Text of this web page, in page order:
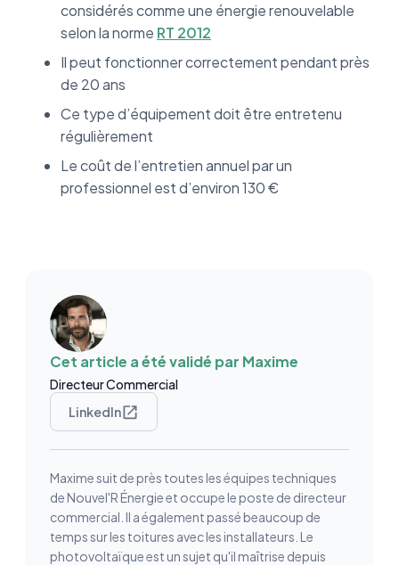
considérés comme une énergie renouvelable
selon la norme RT 2012
Il peut fonctionner correctement pendant près
de 20 ans
Ce type d’équipement doit être entretenu
régulièrement
Le coût de l’entretien annuel par un
professionnel est d’environ 130 €
Cet article a été validé par Maxime
Directeur Commercial
LinkedIn
Maxime suit de près toutes les équipes techniques
de Nouvel'R Énergie et occupe le poste de directeur
commercial. Il a également passé beaucoup de
temps sur les toitures avec les installateurs. Le
photovoltaïque est un sujet qu'il maîtrise depuis